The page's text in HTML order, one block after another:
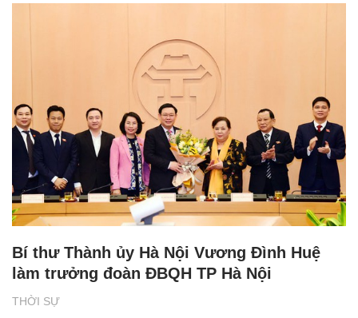
THỜI SỰ
Bí thư Thành ủy Hà Nội Vương Đình Huệ
làm trưởng đoàn ĐBQH TP Hà Nội